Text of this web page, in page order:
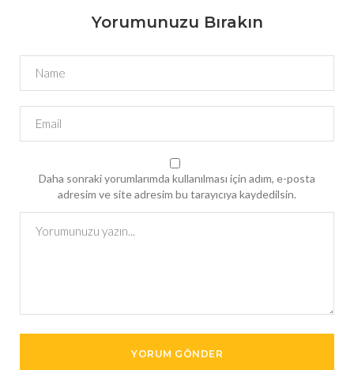
Yorumunuzu Bırakın
Daha sonraki yorumlarımda kullanılması için adım, e-posta
adresim ve site adresim bu tarayıcıya kaydedilsin.